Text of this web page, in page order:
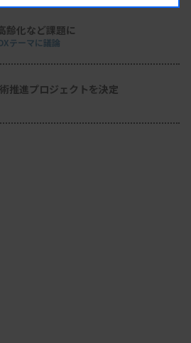
齢化など課題に
テーマに議論
推進プロジェクトを決定